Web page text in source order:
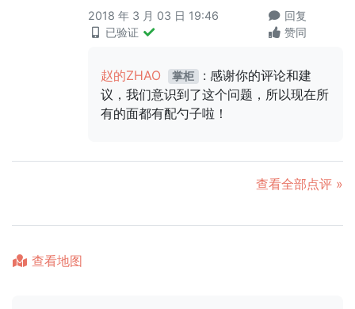
2018 年 3 月 03 日 19:46
已验证
回复
赞同
赵的ZHAO 掌柜
: 感谢你的评论和建
议，我们意识到了这个问题，所以现在所
有的面都有配勺子啦！
查看全部点评 »
查看地图